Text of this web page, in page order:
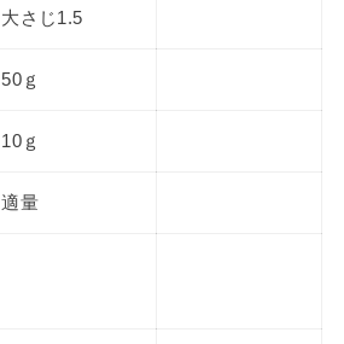
大さじ1.5
50ｇ
10ｇ
適量